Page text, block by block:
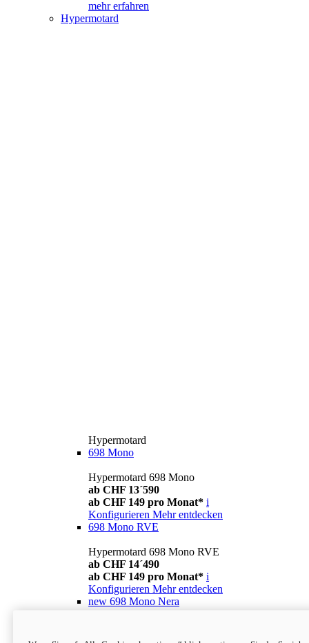
mehr erfahren
Hypermotard
Hypermotard
698 Mono
Hypermotard 698 Mono
ab CHF 13´590
ab CHF 149 pro Monat* i
Konfigurieren Mehr entdecken
698 Mono RVE
Hypermotard 698 Mono RVE
ab CHF 14´490
ab CHF 149 pro Monat* i
Konfigurieren Mehr entdecken
new 698 Mono Nera
ab CHF 13´990